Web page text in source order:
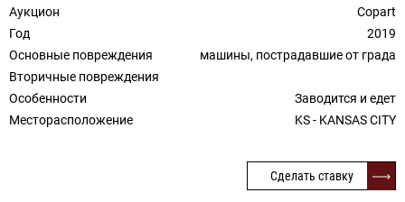
Аукцион
Copart
Год
2019
Основные повреждения
машины, пострадавшие от града
Вторичные повреждения
Особенности
Заводится и едет
Месторасположение
KS - KANSAS CITY
Сделать ставку